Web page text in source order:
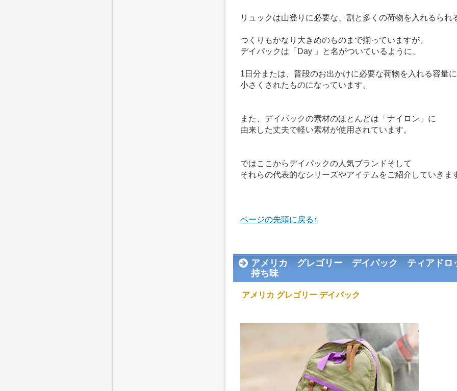
リュックは山登りに必要な、割と多くの荷物を入れるられ
つくりもかなり大きめのものまで揃っていますが、
デイパックは「Day 」と名がついているように、
1日分または、普段のお出かけに必要な荷物を入れる容量に
小さくされたものになっています。
また、デイパックの素材のほとんどは「ナイロン」に
由来した丈夫で軽い素材が使用されています。
ではここからデイパックの人気ブランドそして
それらの代表的なシリーズやアイテムをご紹介していきま
ページの先頭に戻る↑
アメリカ グレゴリー デイパック ティアドロ
持ち味
アメリカ グレゴリー デイパック